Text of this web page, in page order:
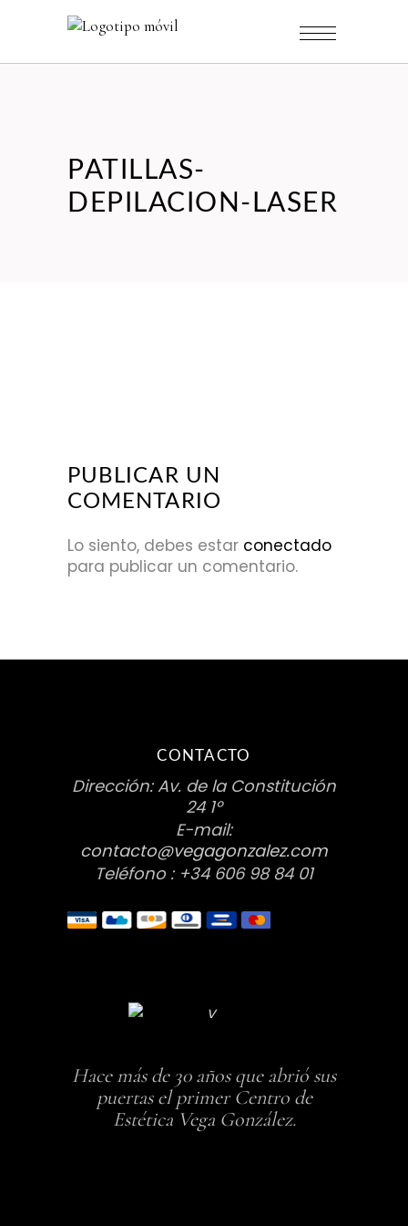
PATILLAS-
DEPILACION-LASER
PUBLICAR UN
COMENTARIO
Lo siento, debes estar conectado
para publicar un comentario.
CONTACTO
Dirección: Av. de la Constitución
24 1º
E-mail:
contacto@vegagonzalez.com
Teléfono : +34 606 98 84 01
Hace más de 30 años que abrió sus
puertas el primer Centro de
Estética Vega González.